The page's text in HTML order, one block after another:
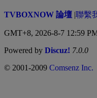
TVBOXNOW 論壇 |聯繫
GMT+8, 2026-8-7 12:59
Powered by Discuz! 7.0.0
© 2001-2009 Comsenz Inc.